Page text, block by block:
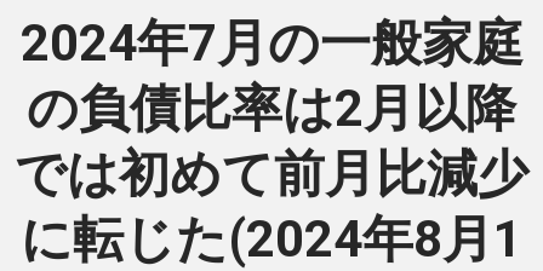
2024年7月の一般家庭
の負債比率は2月以降
では初めて前月比減少
に転じた(2024年8月1